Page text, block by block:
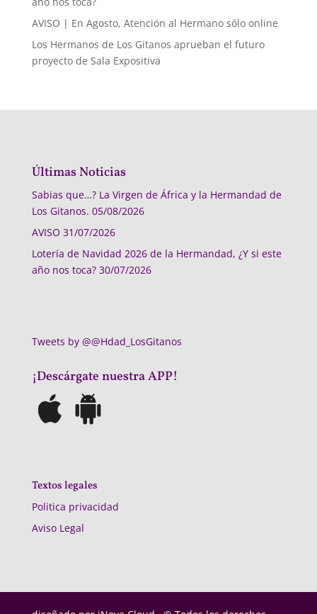
AVISO | En Agosto, Atención al Hermano sólo online
Los Hermanos de Los Gitanos aprueban el futuro
proyecto de Sala Expositiva
Últimas Noticias
Sabias que…? La Virgen de África y la Hermandad de
Los Gitanos. 05/08/2026
AVISO 31/07/2026
Lotería de Navidad 2026 de la Hermandad, ¿Y si este
año nos toca? 30/07/2026
Tweets by @@Hdad_LosGitanos
¡Descárgate nuestra APP!
Textos legales
Politica privacidad
Aviso Legal